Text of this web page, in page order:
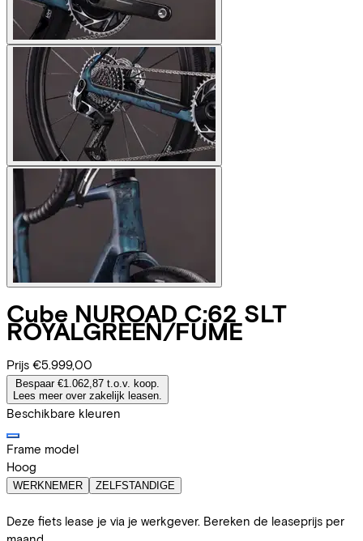
Cube NUROAD C:62 SLT
ROYALGREEN/FUME
Prijs €5.999,00
Bespaar €1.062,87 t.o.v. koop.
Lees meer over zakelijk leasen.
Beschikbare kleuren
Frame model
Hoog
WERKNEMER ZELFSTANDIGE
Deze fiets lease je via je werkgever. Bereken de leaseprijs per